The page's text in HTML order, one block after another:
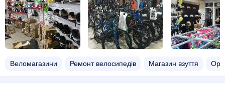
Веломагазини Ремонт велосипедів Магазин взуття